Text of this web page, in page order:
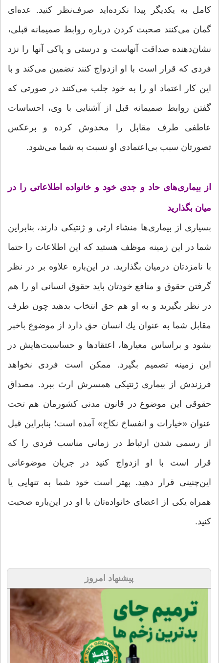
كامل به یكدیگر پیدا نكرده‌اید صرف‌نظر كنید. عده‌ای
گمان می‌كنند صحبت كردن درباره روابط صمیمانه قبلی،
نشان‌دهنده صداقت آنهاست و درستی و پاكی آنها را نزد
فردی كه قرار است با او ازدواج كنند تضمین می‌كند و با
این كار اعتماد او را به خود جلب می‌كنند در صورتی كه
گفتن روابط صمیمانه قبل از آشنایی با وی، احساسات
عاطفی طرف مقابل را مخدوش كرده و برعكس
تصور‌تان سبب بی‌اعتمادی او نسبت به شما می‌شود.
از بیماری‌های حاد و جدی خود و خانواده اطلاعاتی را در
میان بگذارید
بسیاری از بیماری‌ها منشاء ارثی و ژنتیكی دارند، بنابراین
شما در این زمینه موظف هستید كه این اطلاعات را حتما
با نامزدتان درمیان بگذارید. در این‌باره علاوه بر در نظر
گرفتن حقوق و منافع خودتان باید حقوق انسانی او را هم
در نظر بگیرید و به او هم حق انتخاب بدهید چون طرف
مقابل شما به عنوان یك انسان حق دارد از موضوع باخبر
بشود و براساس معیارها، اعتقادها و حساسیت‌هایش در
این زمینه تصمیم بگیرد. ممكن است فردی نخواهد
فرزندش از بیماری ژنتیکی همسرش ارث ببرد. مصداق
حقوقی این موضوع در قانون مدنی كشورمان هم تحت
عنوان «خیارات و انفساخ نكاح» آمده است؛ بنابراین قبل
از رسمی شدن ارتباط در زمانی مناسب فردی را كه
قرار است با او ازدواج كنید در جریان موضوعاتی
این‌چنینی قرار دهید. بهتر است خود شما به تنهایی یا
همراه یكی از اعضای خانواده‌تان با او در این‌باره صحبت
كنید.
پیشنهاد امروز